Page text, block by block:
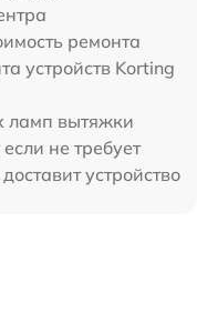
ремонта
устройств Korting
ламп вытяжки
не требует
устройство